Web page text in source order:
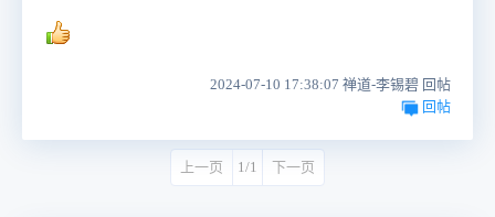
2024-07-10 17:38:07 禅道-李锡碧 回帖
回帖
上一页 1/1 下一页